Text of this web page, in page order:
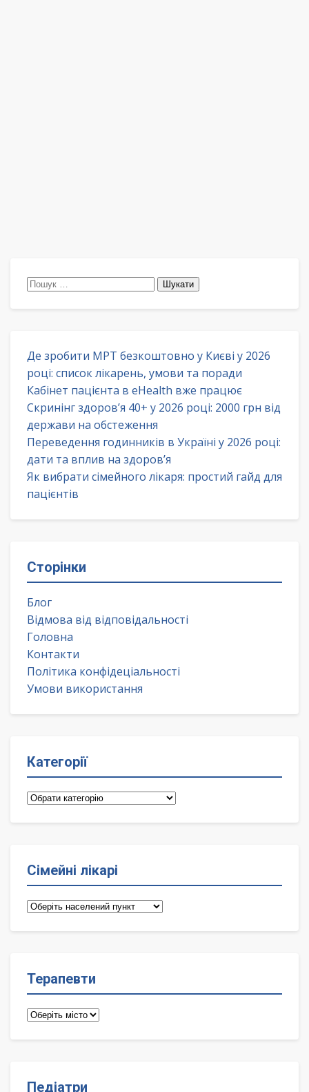
Пошук:
Де зробити МРТ безкоштовно у Києві у 2026
році: список лікарень, умови та поради
Кабінет пацієнта в eHealth вже працює
Скринінг здоров’я 40+ у 2026 році: 2000 грн від
держави на обстеження
Переведення годинників в Україні у 2026 році:
дати та вплив на здоров’я
Як вибрати сімейного лікаря: простий гайд для
пацієнтів
Сторінки
Блог
Відмова від відповідальності
Головна
Контакти
Політика конфідеціальності
Умови використання
Категорії
Категорії
Сімейні лікарі
Сімейні
Терапевти
Терапевти
Педіатри